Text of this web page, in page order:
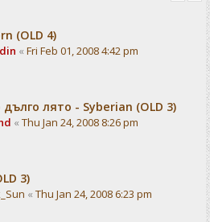
(OLD 4)
« Fri Feb 01, 2008 4:42 pm
лято - Syberian (OLD 3)
« Thu Jan 24, 2008 8:26 pm
3)
« Thu Jan 24, 2008 6:23 pm